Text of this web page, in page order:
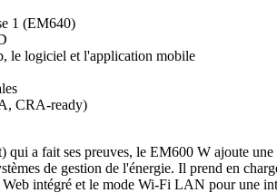
1 (EM640)
le logiciel et l'application mobile
CRA-ready)
qui a fait ses preuves, le EM600 W ajoute
de gestion de l'énergie. Il prend en
intégré et le mode Wi-Fi LAN pour une